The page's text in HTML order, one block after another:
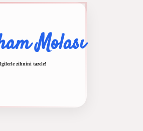
Molası
zihnini tazele!